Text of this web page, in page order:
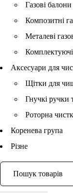
Газові балони
Композитні
Металеві
Комплектуючі
Аксесуари для
Щітки для
Гнучкі ручки
Роторна
Коренева група
Різне